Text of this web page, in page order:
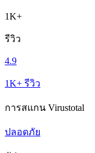
1K+
รีวิว
4.9
1K+ รีวิว
การสแกน Virustotal
ปลอดภัย